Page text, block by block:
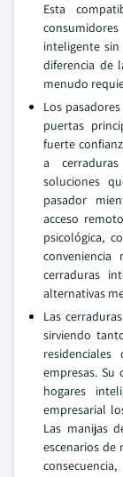
Esta
inteligente
diferencia de
menudo
Los
puertas
fuerte
a
soluciones
pasador
acceso
psicológica,
cerraduras
alternativas
Las
sirviendo
empresas. Su
hogares
empresarial
Las manijas
escenarios de